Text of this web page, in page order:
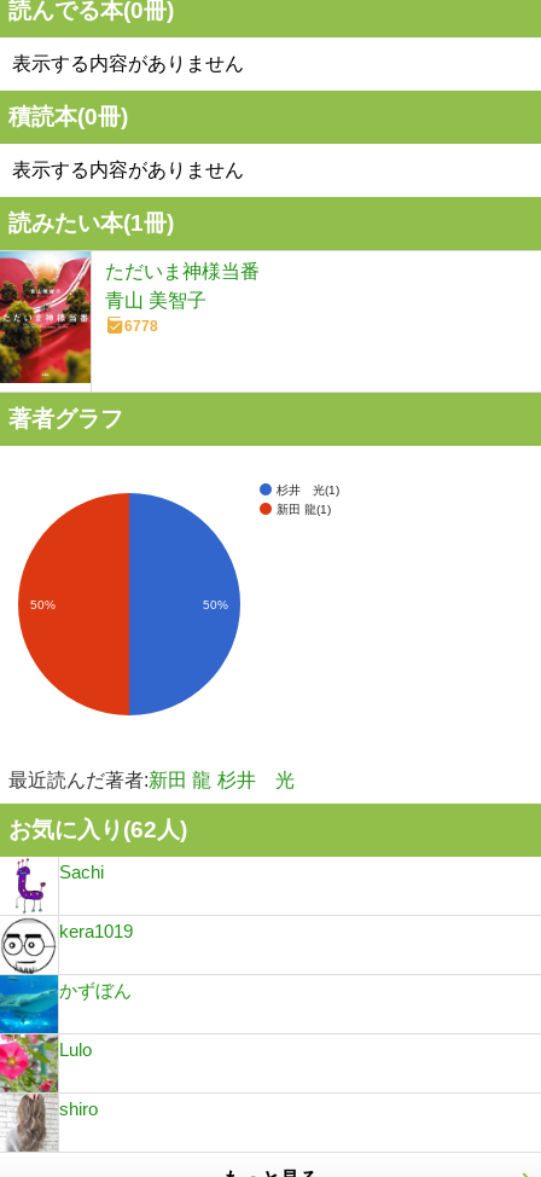
読んでる本(0冊)
表示する内容がありません
積読本(0冊)
表示する内容がありません
読みたい本(1冊)
ただいま神様当番
青山 美智子
6778
著者グラフ
杉井 光(1)
新田 龍(1)
50% 50%
最近読んだ著者:新田 龍 杉井 光
お気に入り(62人)
Sachi
kera1019
かずぼん
Lulo
shiro